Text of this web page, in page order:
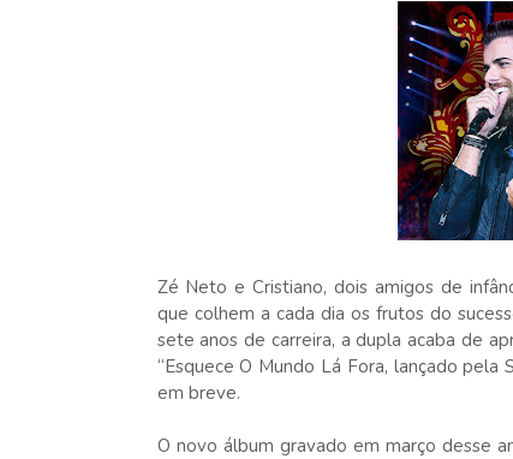
Zé Neto e Cristiano, dois amigos de
que colhem a cada dia os frutos do
sete anos de carreira, a dupla acaba de
“Esquece O Mundo Lá Fora, lançado
em breve.
O novo álbum gravado em março desse